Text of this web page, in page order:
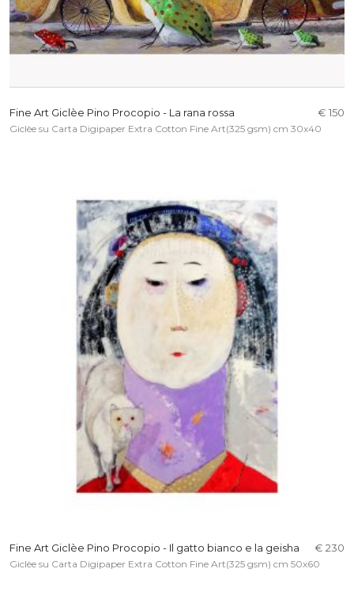
Fine Art Giclèe Pino Procopio - La rana rossa € 150
Giclèe su Carta Digipaper Extra Cotton Fine Art(325 gsm) cm 30x40
Fine Art Giclèe Pino Procopio - Il gatto bianco e la geisha € 230
Giclèe su Carta Digipaper Extra Cotton Fine Art(325 gsm) cm 50x60